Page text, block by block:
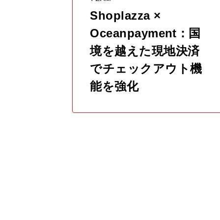
Shoplazza ×
Oceanpayment：国
境を越えた現地決済
でチェックアウト機
能を強化